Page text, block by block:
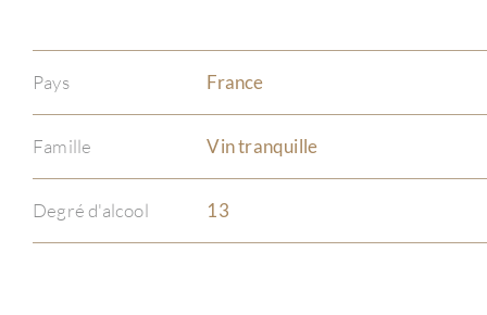
Pays France
Famille Vin tranquille
Degré d'alcool 13